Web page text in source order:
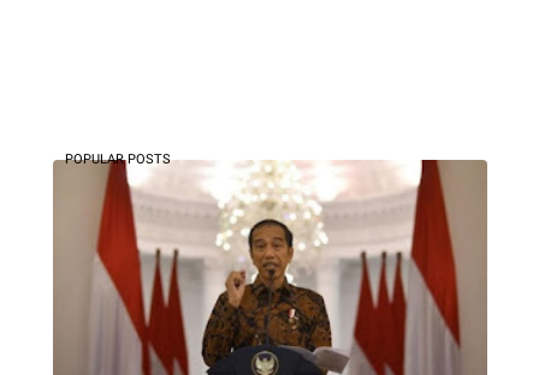
POPULAR POSTS